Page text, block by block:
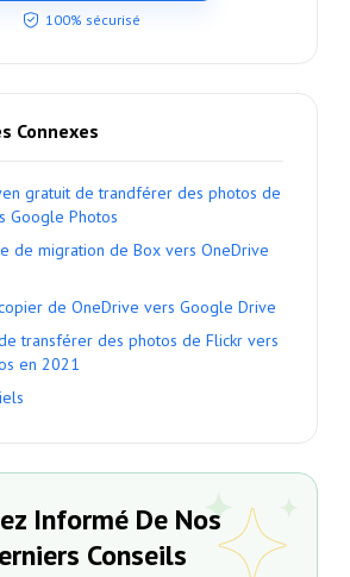
100% sécurisé
Connexes
gratuit de trandférer des photos de
Google Photos
de migration de Box vers OneDrive
de OneDrive vers Google Drive
transférer des photos de Flickr vers
en 2021
Informé De Nos
Conseils